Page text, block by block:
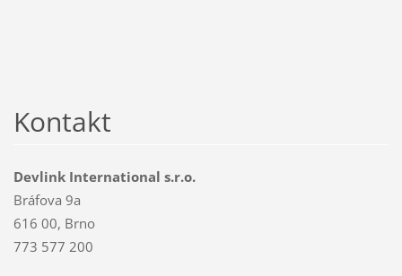
Kontakt
Devlink International s.r.o.
Bráfova 9a
616 00, Brno
773 577 200